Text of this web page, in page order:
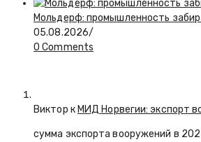
Мольдерф: промышленность
05.08.2026/
0 Comments
Виктор кМИД Норвегии: экспорт
сумма экспорта вооружений в